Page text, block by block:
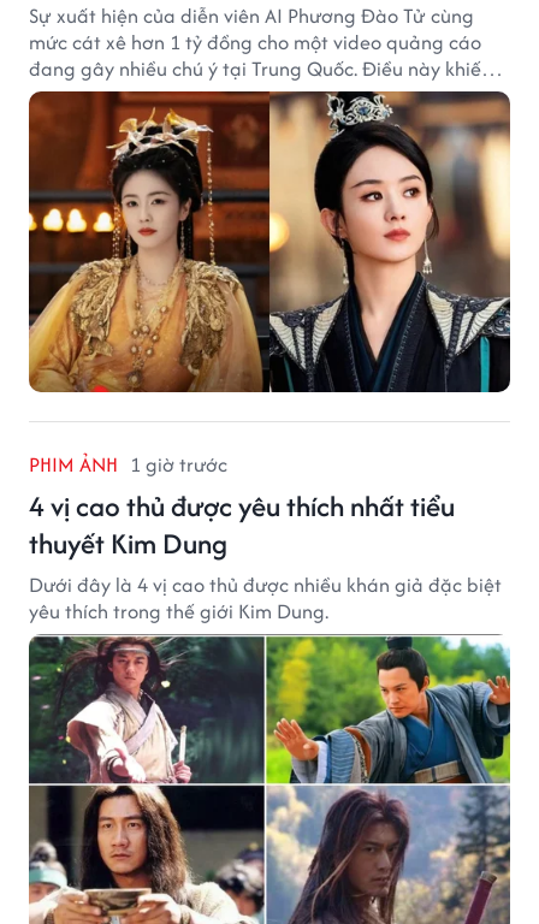
Sự xuất hiện của diễn viên AI Phương Đào Tử cùng
mức cát xê hơn 1 tỷ đồng cho một video quảng cáo
đang gây nhiều chú ý tại Trung Quốc. Điều này khiến
không ít người đặt câu hỏi liệu những ngôi sao hàng
đầu như Bạch Lộc, Triệu Lệ Dĩnh có thể bị thay thế
trong tương lai.
PHIM ẢNH 1 giờ trước
4 vị cao thủ được yêu thích nhất tiểu
thuyết Kim Dung
Dưới đây là 4 vị cao thủ được nhiều khán giả đặc biệt
yêu thích trong thế giới Kim Dung.